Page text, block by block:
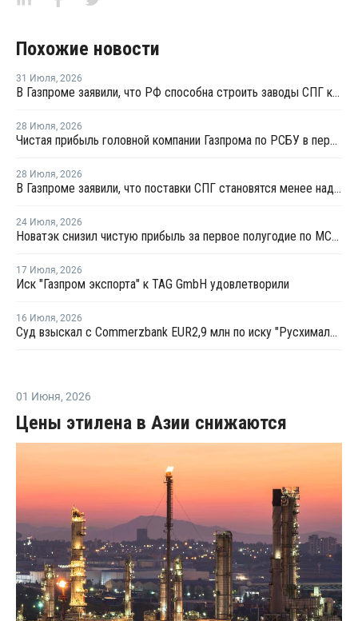
Похожие новости
31 Июля, 2026
В Газпроме заявили, что РФ способна строить заводы СПГ как у себя, так и за рубежом
28 Июля, 2026
Чистая прибыль головной компании Газпрома по РСБУ в первом полугодии составила 78 млрд рублей
28 Июля, 2026
В Газпроме заявили, что поставки СПГ становятся менее надежным способом газоснабжения
24 Июля, 2026
Новатэк снизил чистую прибыль за первое полугодие по МСФО на 3,1%
17 Июля, 2026
Иск "Газпром экспорта" к TAG GmbH удовлетворили
16 Июля, 2026
Суд взыскал с Commerzbank EUR2,9 млн по иску "Русхимальянса"
01 Июня, 2026
Цены этилена в Азии снижаются